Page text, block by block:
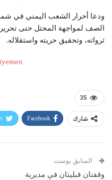
ودعا أحرار الشعب اليمني في
الصف لمواجهة المحتل حتى
ثرواته، وتحقيق حريته واستقلاله.
35
شارك Facebook
السابق بوست
وقفتان قبليتان في مديرية